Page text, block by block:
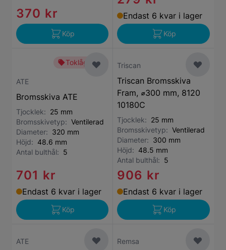
370 kr
Köp
Endast 6 kvar i lager
Köp
Toklågt pris
ATE
Bromsskiva ATE
Tjocklek: 25 mm
Bromsskivetyp: Ventilerad
Diameter: 320 mm
Höjd: 48.6 mm
Antal bulthål: 5
701 kr
Endast 6 kvar i lager
Köp
Triscan
Triscan Bromsskiva
Fram, ⌀300 mm, 8120
10180C
Tjocklek: 25 mm
Bromsskivetyp: Ventilerad
Diameter: 300 mm
Höjd: 48.5 mm
Antal bulthål: 5
906 kr
Endast 6 kvar i lager
Köp
ATE Remsa